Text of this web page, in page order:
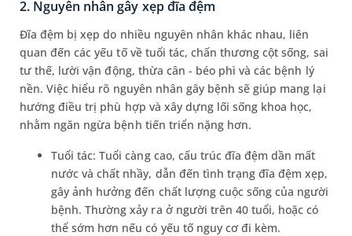
2. Nguyên nhân gây xẹp đĩa đệm
Đĩa đệm bị xẹp do nhiều nguyên nhân khác nhau, liên
quan đến các yếu tố về tuổi tác, chấn thương cột sống, sai
tư thế, lười vận động, thừa cân - béo phì và các bệnh lý
nền. Việc hiểu rõ nguyên nhân gây bệnh sẽ giúp mang lại
hướng điều trị phù hợp và xây dựng lối sống khoa học,
nhằm ngăn ngừa bệnh tiến triển nặng hơn.
Tuổi tác: Tuổi càng cao, cấu trúc đĩa đệm dần mất
nước và chất nhầy, dẫn đến tình trạng đĩa đệm xẹp,
gây ảnh hưởng đến chất lượng cuộc sống của người
bệnh. Thường xảy ra ở người trên 40 tuổi, hoặc có
thể sớm hơn nếu có yếu tố nguy cơ đi kèm.